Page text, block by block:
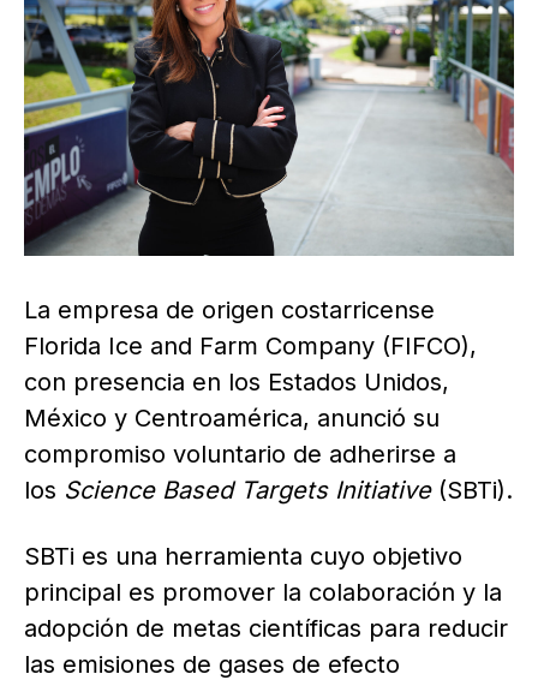
La empresa de origen costarricense
Florida Ice and Farm Company (FIFCO),
con presencia en los Estados Unidos,
México y Centroamérica, anunció su
compromiso voluntario de adherirse a
los Science Based Targets Initiative(SBTi).
SBTi es una herramienta cuyo objetivo
principal es promover la colaboración y la
adopción de metas científicas para reducir
las emisiones de gases de efecto